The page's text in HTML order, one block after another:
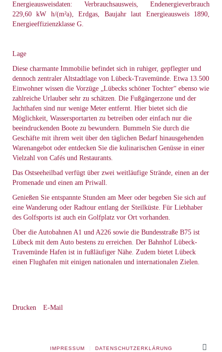
Energieausweisdaten: Verbrauchsausweis, Endenergieverbrauch
229,60 kW h/(m²a), Erdgas, Baujahr laut Energieausweis 1890,
Energieeffizienzklasse G.
Lage
Diese charmante Immobilie befindet sich in ruhiger, gepflegter und
dennoch zentraler Altstadtlage von Lübeck-Travemünde. Etwa 13.500
Einwohner wissen die Vorzüge „Lübecks schöner Tochter“ ebenso wie
zahlreiche Urlauber sehr zu schätzen. Die Fußgängerzone und der
Jachthafen sind nur wenige Meter entfernt. Hier bietet sich die
Möglichkeit, Wassersportarten zu betreiben oder einfach nur die
beeindruckenden Boote zu bewundern. Bummeln Sie durch die
Geschäfte mit ihrem weit über den täglichen Bedarf hinausgehenden
Warenangebot oder entdecken Sie die kulinarischen Genüsse in einer
Vielzahl von Cafés und Restaurants.
Das Ostseeheilbad verfügt über zwei weitläufige Strände, einen an der
Promenade und einen am Priwall.
Genießen Sie entspannte Stunden am Meer oder begeben Sie sich auf
eine Wanderung oder Radtour entlang der Steilküste. Für Liebhaber
des Golfsports ist auch ein Golfplatz vor Ort vorhanden.
Über die Autobahnen A1 und A226 sowie die Bundesstraße B75 ist
Lübeck mit dem Auto bestens zu erreichen. Der Bahnhof Lübeck-
Travemünde Hafen ist in fußläufiger Nähe. Zudem bietet Lübeck
einen Flughafen mit einigen nationalen und internationalen Zielen.
Drucken E-Mail
IMPRESSUM DATENSCHUTZERKLÄRUNG